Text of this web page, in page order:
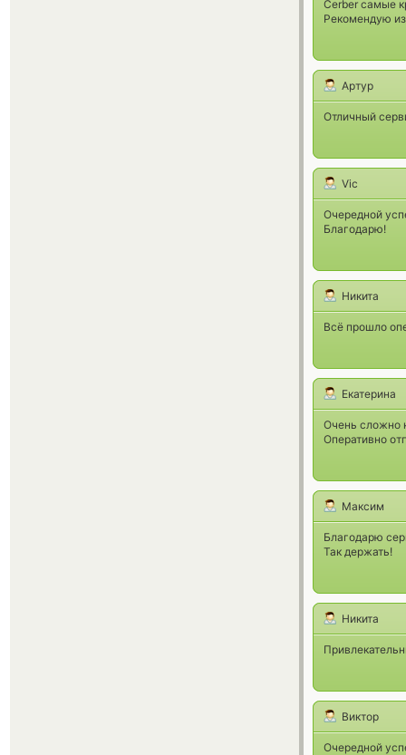
Cerber самые
Рекомендую
Артур
Отличный
Vic
Очередной
Благодарю!
Никита
Всё прошло
Екатерина
Очень сложно
Оперативно
Максим
Благодарю
Так держать!
Никита
Виктор
Очередной